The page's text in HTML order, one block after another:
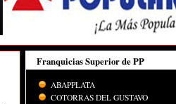
Franquicias Superior de PP
ABAPPLATA
COTORRAS DEL GUSTAVO